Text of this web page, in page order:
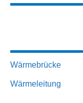
Wärmebrücke
Wärmeleitung